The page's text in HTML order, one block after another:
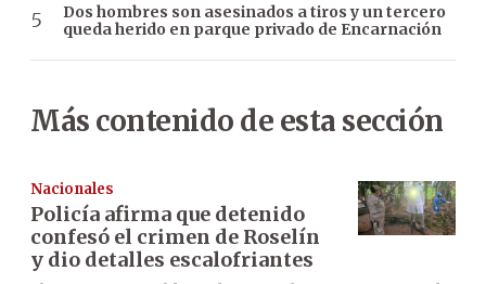
Dos hombres son asesinados a tiros y un tercero
queda herido en parque privado de Encarnación
Más contenido de esta sección
Nacionales
Policía afirma que detenido
confesó el crimen de Roselín
y dio detalles escalofriantes